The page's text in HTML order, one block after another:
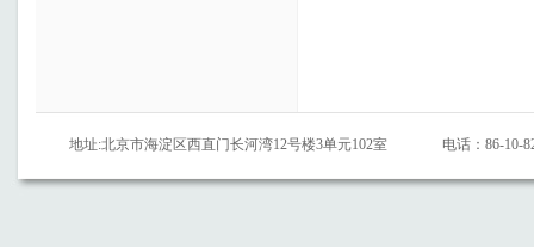
地址:北京市海淀区西直门长河湾12号楼3单元102室 电话：86-10-